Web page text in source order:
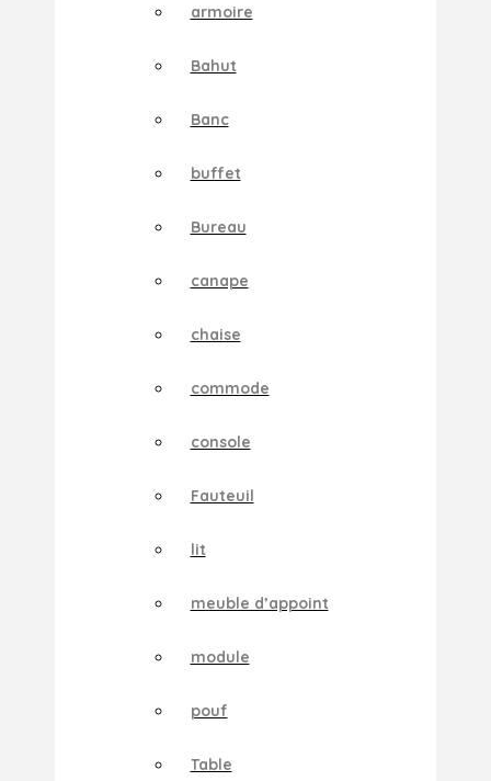
armoire
Bahut
Banc
buffet
Bureau
canape
chaise
commode
console
Fauteuil
lit
meuble d’appoint
module
pouf
Table